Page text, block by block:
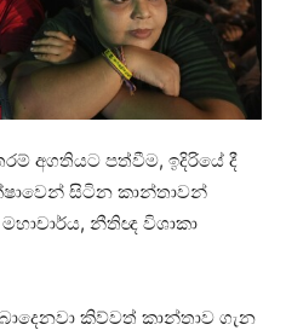
අගතියට පත්වීම, ඉදිරියේ දී
සිටින කාන්තාවන්
නීතිඥ විශාකා
කිව්වත් කාන්තාව ගැන